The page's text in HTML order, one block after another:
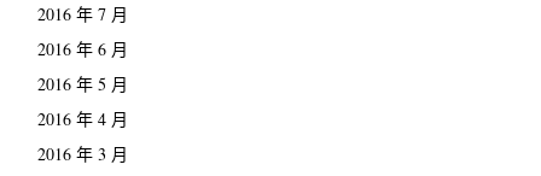
2016 年 7 月
2016 年 6 月
2016 年 5 月
2016 年 4 月
2016 年 3 月